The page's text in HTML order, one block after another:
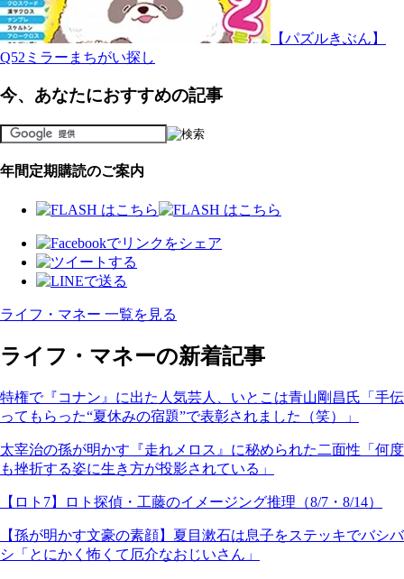
【パズルきぶん】
Q52ミラーまちがい探し
今、あなたにおすすめの記事
年間定期購読のご案内
ライフ・マネー 一覧を見る
ライフ・マネーの新着記事
特権で『コナン』に出た人気芸人、いとこは青山剛昌氏「手伝
ってもらった“夏休みの宿題”で表彰されました（笑）」
太宰治の孫が明かす『走れメロス』に秘められた二面性「何度
も挫折する姿に生き方が投影されている」
【ロト7】ロト探偵・工藤のイメージング推理（8/7・8/14）
【孫が明かす文豪の素顔】夏目漱石は息子をステッキでバシバ
シ「とにかく怖くて厄介なおじいさん」